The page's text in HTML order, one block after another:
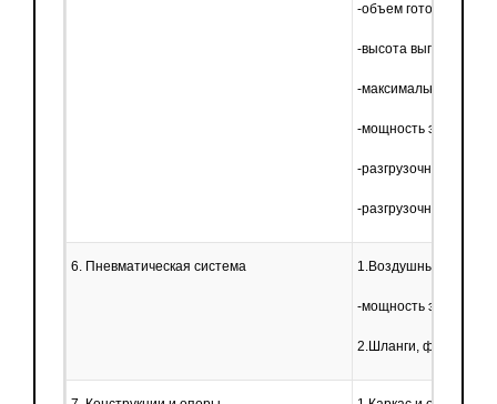
-объем готового
-высота выгрузки: 3.8
-максимальный
-мощность
-разгрузочный
-разгрузочная
6. Пневматическая система 1.Воздушный
-мощность
2.Шланги, фитинги, и